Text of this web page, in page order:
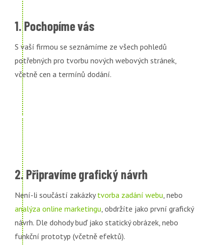
1. Pochopíme vás
S vaší firmou se seznámíme ze všech pohledů
potřebných pro tvorbu nových webových stránek,
včetně cen a termínů dodání.
2. Připravíme grafický návrh
Není-li součástí zakázkytvorba zadání webu, nebo
analýza online marketingu, obdržíte jako první grafický
návrh. Dle dohody buď jako statický obrázek, nebo
funkční prototyp (včetně efektů).